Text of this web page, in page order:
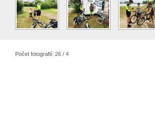
Počet fotografií: 26 / 4